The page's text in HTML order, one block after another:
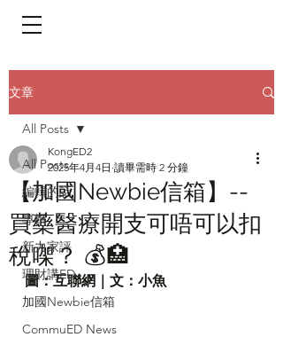
文章
All Posts
編輯的話
專輯
新力家評
理財講ED
加國Newbie信箱
CommuED News
All Posts
【加國Newbie信箱】--
買藥醫療開支可唔可以扣
稅㗎？ 💰🏥
KongED2
2025年4月4日 讀畢需時 2 分鐘
圖：互聯網｜文：小魚